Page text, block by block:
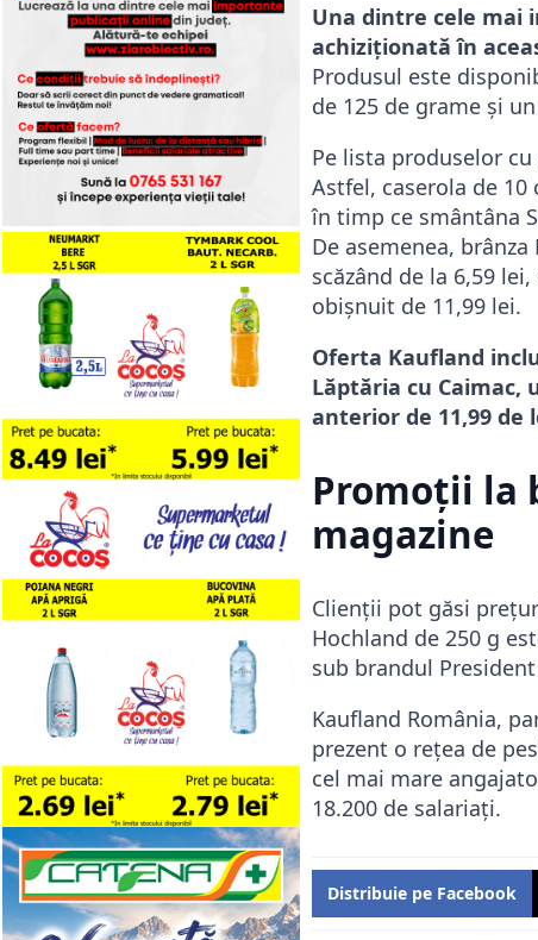
Una dintre cele mai
achiziționată în
Produsul este
de 125 de grame și
Pe lista produselor
Astfel, caserola de 10
în timp ce smântâna
De asemenea,
scăzând de la 6,59
obișnuit de 11,99 lei.
Oferta Kaufland
Lăptăria cu Caimac,
anterior de 11,99 de
Promoții la
magazine
Clienții pot găsi
Hochland de 250 g
sub brandul
Kaufland România,
prezent o rețea de
cel mai mare
18.200 de salariați.
Distribuie pe Facebook